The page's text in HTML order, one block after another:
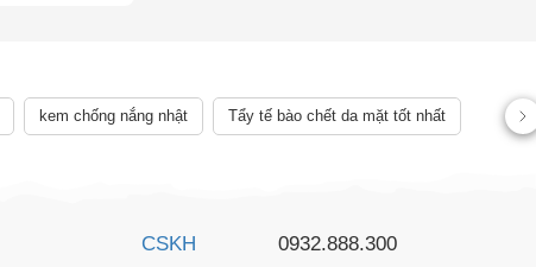
kem chống nắng nhật Tẩy tế bào chết da mặt tốt nhất
CSKH 0932.888.300